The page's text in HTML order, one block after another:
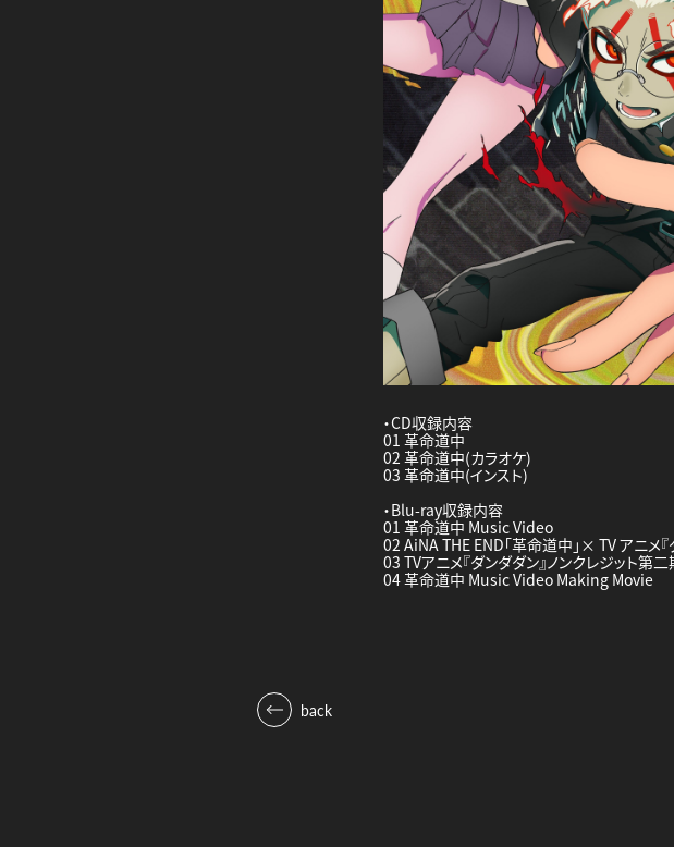
・CD収録内容
01 革命道中
02 革命道中(カラオケ)
03 革命道中(インスト)
・Blu-ray収録内容
01 革命道中 Music Video
02 AiNA THE END「革命道中」× TV アニ
03 TVアニメ『ダンダダン』ノンクレジット第
04 革命道中 Music Video Making Movie
back